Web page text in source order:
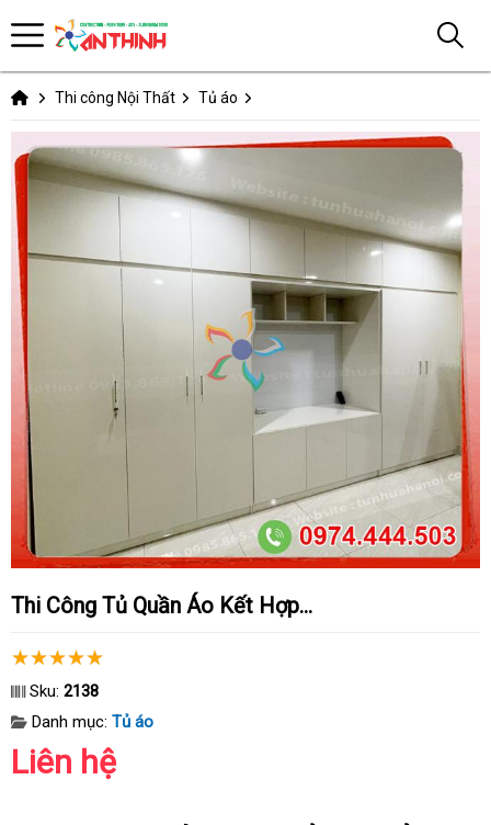
Thi công Nội Thất Tủ áo
Thi Công Tủ Quần Áo Kết Hợp...
Sku: 2138
Danh mục: Tủ áo
Liên hệ